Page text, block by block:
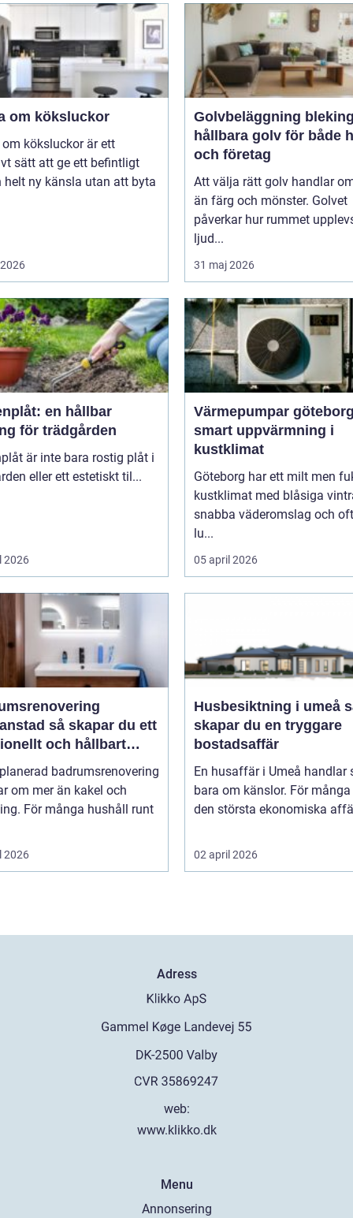
om köksluckor
köksluckor är ett
sätt att ge ett befintligt
helt ny känsla utan att byta
Golvbeläggning
hållbara golv för både
och företag
Att välja rätt golv handlar
än färg och mönster. Golvet
påverkar hur rummet
ljud...
31 maj 2026
en hållbar
för trädgården
är inte bara rostig plåt i
eller ett estetiskt til...
2026
Värmepumpar
smart uppvärmning i
kustklimat
Göteborg har ett milt men
kustklimat med blåsiga
snabba väderomslag och
lu...
05 april 2026
skapar du ett
och hållbart
badrumsrenovering
om mer än kakel och
För många hushåll runt
2026
Husbesiktning i umeå så
skapar du en tryggare
bostadsaffär
En husaffär i Umeå handlar
bara om känslor. För
den största ekonomiska
02 april 2026
Adress
web:
www.klikko.dk
Menu
Annonsering